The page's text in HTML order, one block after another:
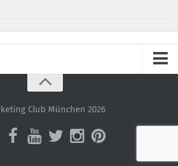
einfach!Club München 2026